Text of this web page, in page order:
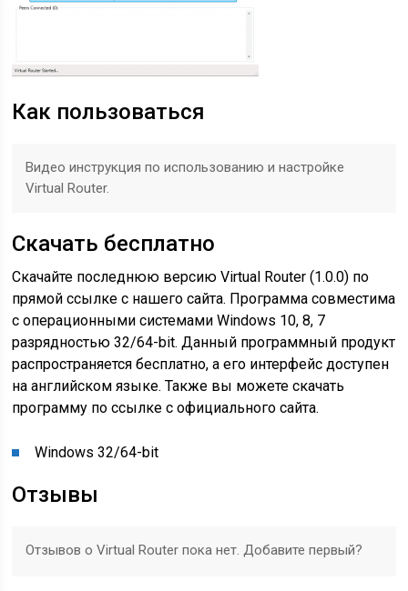
Как пользоваться
Видео инструкция по использованию и настройке
Virtual Router.
Скачать бесплатно
Скачайте последнюю версию Virtual Router (1.0.0) по
прямой ссылке с нашего сайта. Программа совместима
с операционными системами Windows 10, 8, 7
разрядностью 32/64-bit. Данный программный продукт
распространяется бесплатно, а его интерфейс доступен
на английском языке. Также вы можете скачать
программу по ссылке с официального сайта.
Windows 32/64-bit
Отзывы
Отзывов о Virtual Router пока нет. Добавите первый?